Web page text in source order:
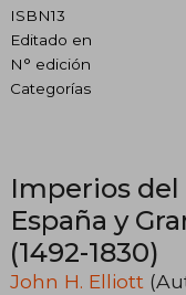
ISBN13
Editado en
N° edición
Categorías
Imperios
España y
(1492-1830)
John H. Elliott